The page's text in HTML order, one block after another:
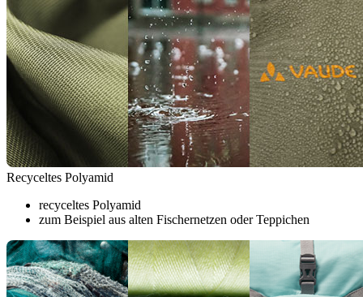
Recyceltes Polyamid
recyceltes Polyamid
zum Beispiel aus alten Fischernetzen oder Teppichen